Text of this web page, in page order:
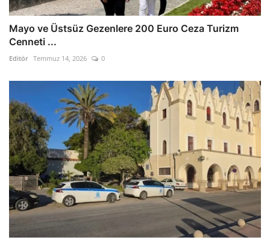
Mayo ve Üstsüz Gezenlere 200 Euro Ceza Turizm
Cenneti ...
Editör Temmuz 14, 2026 0